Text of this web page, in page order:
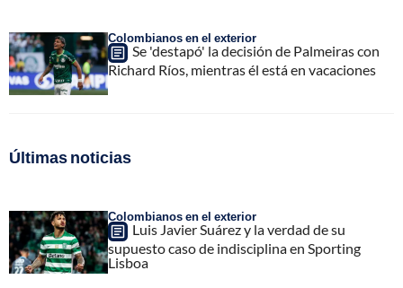
Colombianos en el exterior
Se 'destapó' la decisión de Palmeiras con
Richard Ríos, mientras él está en vacaciones
Últimas noticias
Colombianos en el exterior
Luis Javier Suárez y la verdad de su
supuesto caso de indisciplina en Sporting
Lisboa